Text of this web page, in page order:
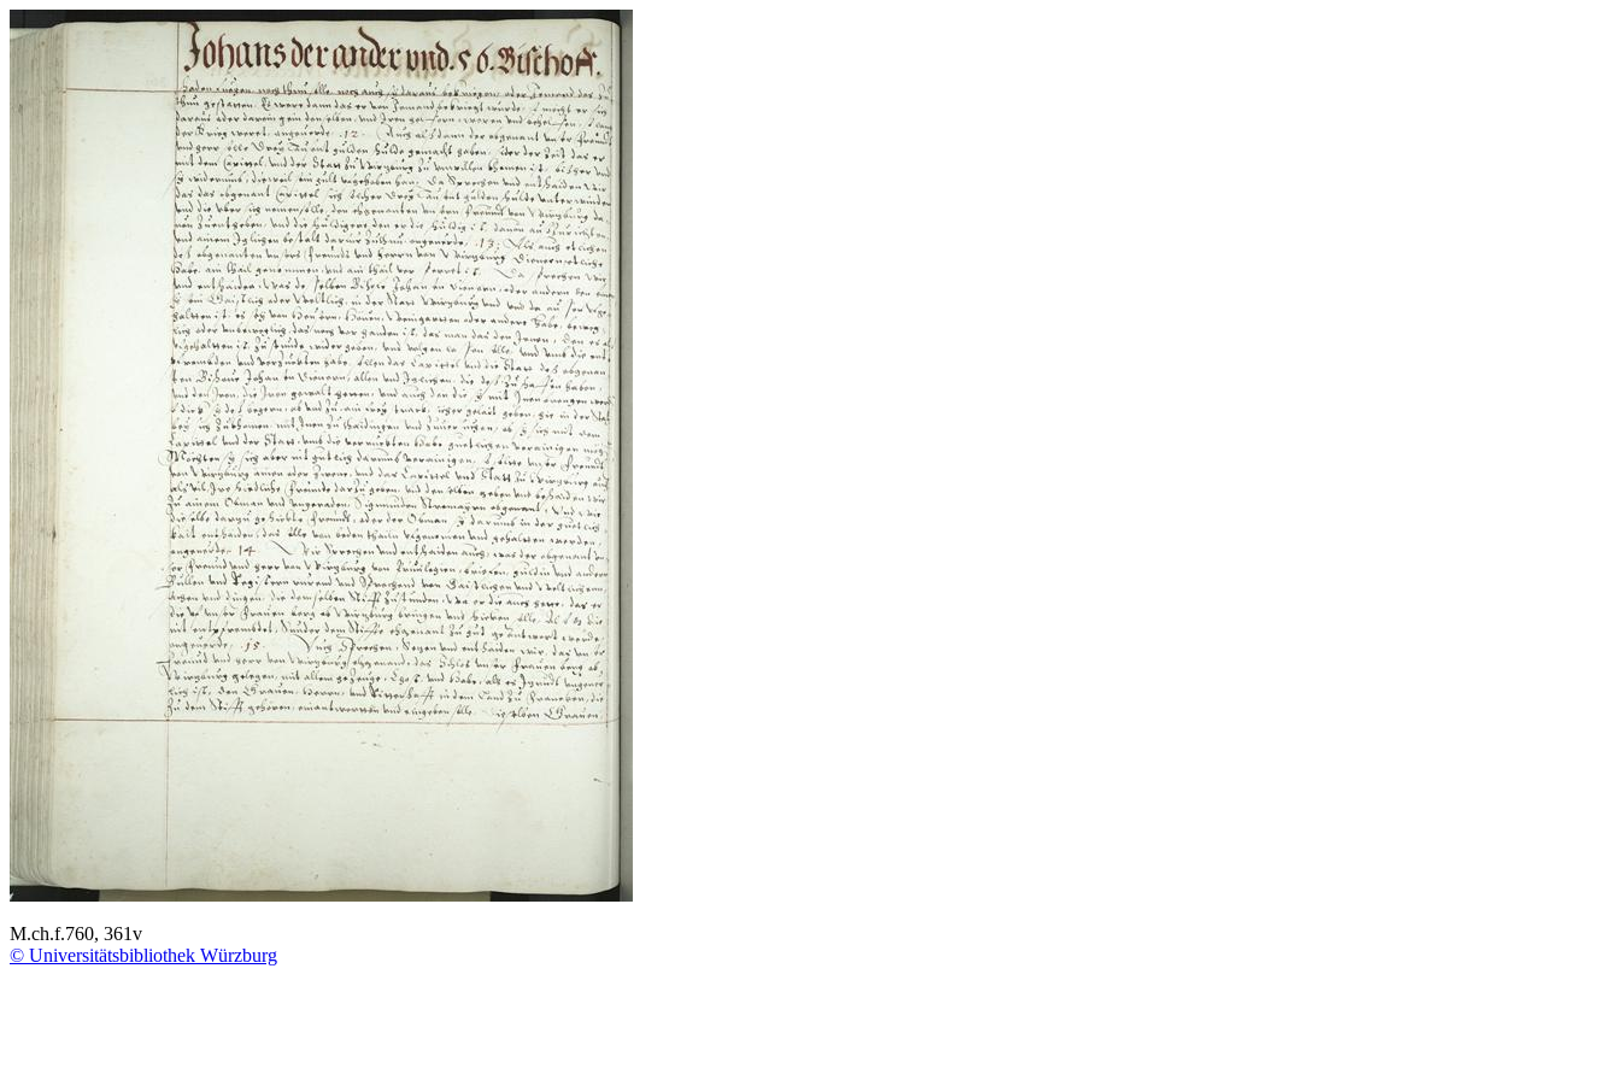
M.ch.f.760, 361v
© Universitätsbibliothek Würzburg